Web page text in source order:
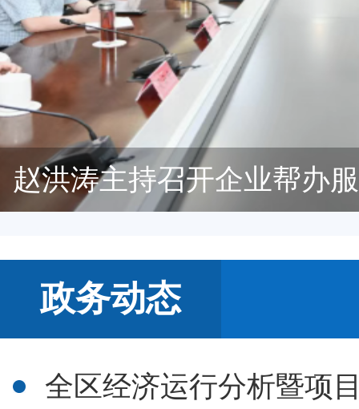
赵洪涛主持召开企业帮办
政务动态
全区经济运行分析暨项